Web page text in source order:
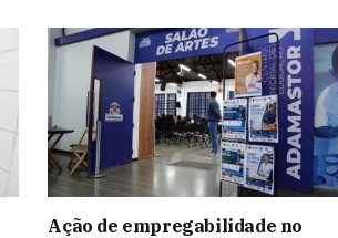
Ação de empregabilidade no